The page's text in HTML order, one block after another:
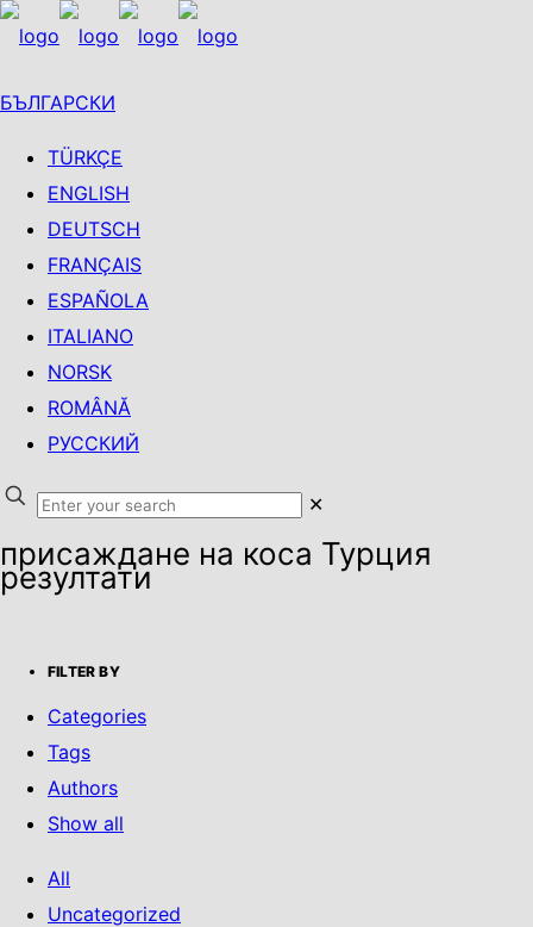
БЪЛГАРСКИ
TÜRKÇE
ENGLISH
DEUTSCH
FRANÇAIS
ESPAÑOLA
ITALIANO
NORSK
ROMÂNĂ
РУССКИЙ
✕
присаждане на коса Турция
резултати
FILTER BY
Categories
Tags
Authors
Show all
All
Uncategorized